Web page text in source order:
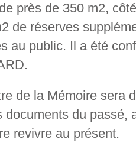
près de 350 m2,
2 de réserves
au public. Il a été
de la Mémoire sera
documents du passé,
revivre au présent.